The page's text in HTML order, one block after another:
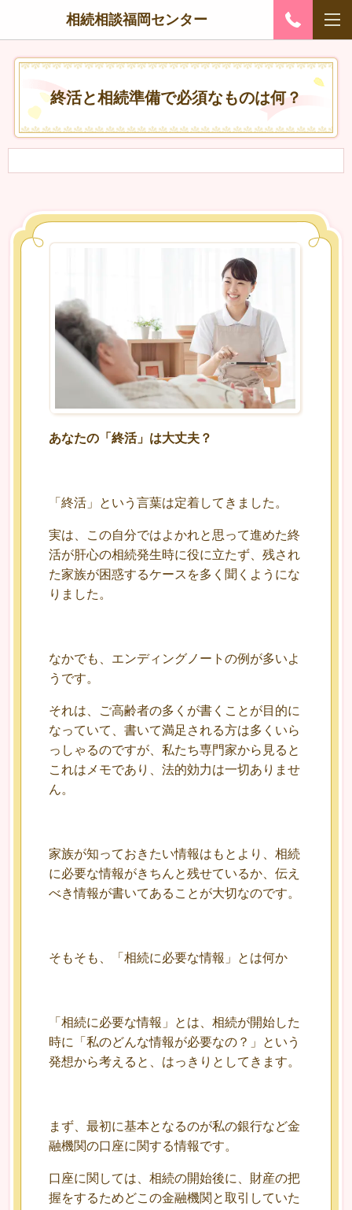
相続相談福岡センター
終活と相続準備で必須なものは何？
あなたの「終活」は大丈夫？
「終活」という言葉は定着してきました。
実は、この自分ではよかれと思って進めた終
活が肝心の相続発生時に役に立たず、残され
た家族が困惑するケースを多く聞くようにな
りました。
なかでも、エンディングノートの例が多いよ
うです。
それは、ご高齢者の多くが書くことが目的に
なっていて、書いて満足される方は多くいら
っしゃるのですが、私たち専門家から見ると
これはメモであり、法的効力は一切ありませ
ん。
家族が知っておきたい情報はもとより、相続
に必要な情報がきちんと残せているか、伝え
べき情報が書いてあることが大切なのです。
そもそも、「相続に必要な情報」とは何か
「相続に必要な情報」とは、相続が開始した
時に「私のどんな情報が必要なの？」という
発想から考えると、はっきりとしてきます。
まず、最初に基本となるのが私の銀行など金
融機関の口座に関する情報です。
口座に関しては、相続の開始後に、財産の把
握をするためどこの金融機関と取引していた